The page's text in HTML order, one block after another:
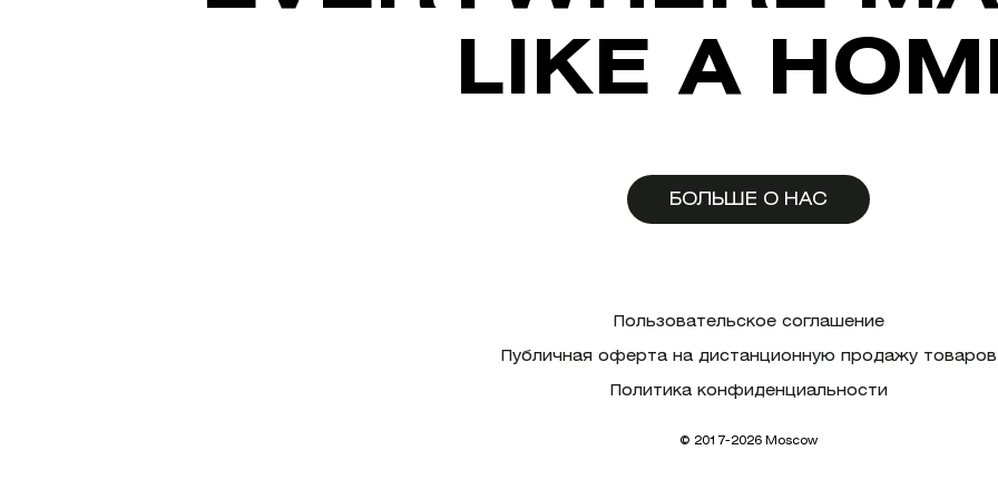
LIKE A
БОЛЬШЕ О НАС
Пользовательское соглашение
Публичная оферта на дистанционную продажу товаров
Политика конфиденциальности
© 2017-2026 Moscow